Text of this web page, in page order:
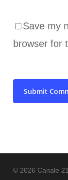
Save my
browser for
© 2026 Canale 21.